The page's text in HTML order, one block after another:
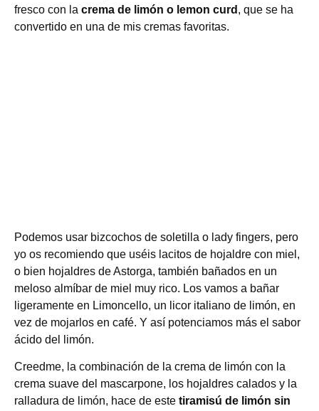
fresco con la crema de limón o lemon curd , que se ha
convertido en una de mis cremas favoritas.
Podemos usar bizcochos de soletilla o lady fingers, pero
yo os recomiendo que uséis lacitos de hojaldre con miel,
o bien hojaldres de Astorga, también bañados en un
meloso almíbar de miel muy rico. Los vamos a bañar
ligeramente en Limoncello, un licor italiano de limón, en
vez de mojarlos en café. Y así potenciamos más el sabor
ácido del limón.
Creedme, la combinación de la crema de limón con la
crema suave del mascarpone, los hojaldres calados y la
ralladura de limón, hace de este tiramisú de limón sin